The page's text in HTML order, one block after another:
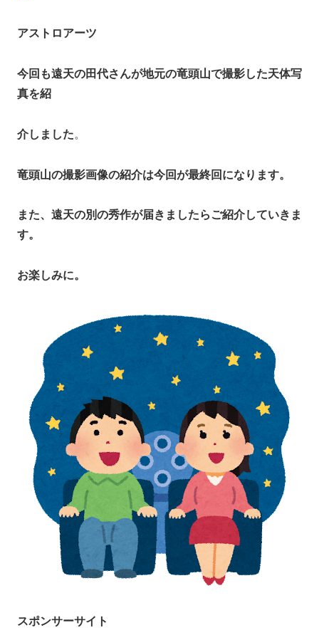
アストロアーツ
今回も遠天の田代さんが地元の竜頭山で撮影した天体写
真を紹
介しました。
竜頭山の撮影画像の紹介は今回が最終回になります。
また、遠天の別の秀作が届きましたらご紹介していきま
す。
お楽しみに。
スポンサーサイト